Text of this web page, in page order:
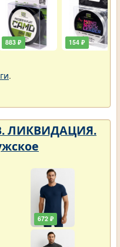
883 ₽ 154 ₽
.
ЛИКВИДАЦИЯ.
672 ₽